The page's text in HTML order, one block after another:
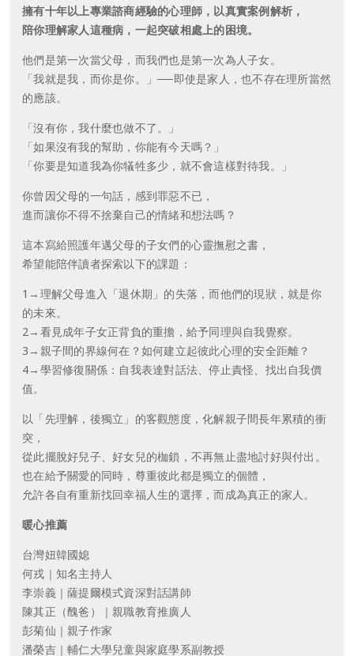
擁有十年以上專業諮商經驗的心理師，以真實案例解析，
陪你理解家人這種病，一起突破相處上的困境。
他們是第一次當父母，而我們也是第一次為人子女。
「我就是我，而你是你。」──即使是家人，也不存在理所當然
的應該。
「沒有你，我什麼也做不了。」
「如果沒有我的幫助，你能有今天嗎？」
「你要是知道我為你犠牲多少，就不會這樣對待我。」
你曾因父母的一句話，感到罪惡不已，
進而讓你不得不捨棄自己的情緒和想法嗎？
這本寫給照護年邁父母的子女們的心靈撫慰之書，
希望能陪伴讀者探索以下的課題：
1→理解父母進入「退休期」的失落，而他們的現狀，就是你
的未來。
2→看見成年子女正背負的重擔，給予同理與自我覺察。
3→親子間的界線何在？如何建立起彼此心理的安全距離？
4→學習修復關係：自我表達對話法、停止責怪、找出自我價
值。
以「先理解，後獨立」的客觀態度，化解親子間長年累積的衝
突，
從此擺脫好兒子、好女兒的枷鎖，不再無止盡地討好與付出。
也在給予關愛的同時，尊重彼此都是獨立的個體，
允許各自有重新找回幸福人生的選擇，而成為真正的家人。
暖心推薦
台灣妞韓國媳
何戎｜知名主持人
李崇義｜薩提爾模式資深對話講師
陳其正（醜爸）｜親職教育推廣人
彭菊仙｜親子作家
潘榮吉｜輔仁大學兒童與家庭學系副教授